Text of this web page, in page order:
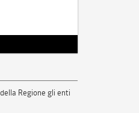
Regione gli enti